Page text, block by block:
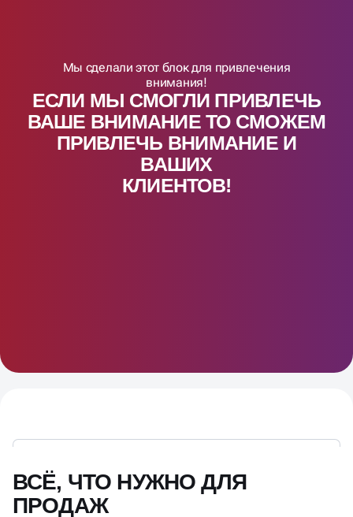
Мы сделали этот блок для привлечения
внимания!
ЕСЛИ МЫ СМОГЛИ ПРИВЛЕЧЬ
ВАШЕ ВНИМАНИЕ ТО СМОЖЕМ
ПРИВЛЕЧЬ ВНИМАНИЕ И
ВАШИX
КЛИЕНТОВ!
ВСЁ, ЧТО НУЖНО ДЛЯ
ПРОДАЖ